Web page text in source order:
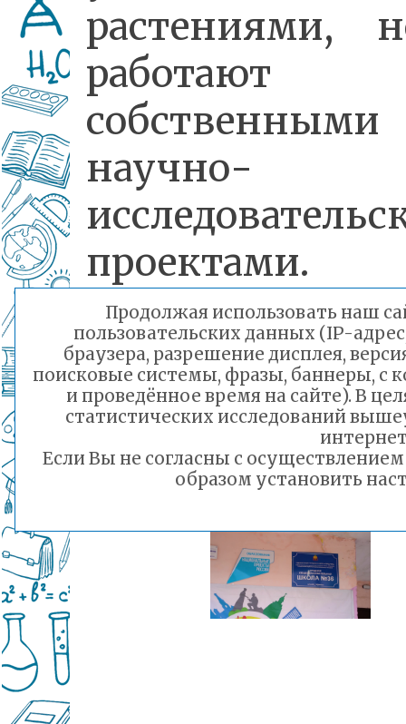
растениями,
работают
собственными
научно-
проектами.
сюжете
Жижиной.
Продолжая использовать наш
пользовательских данных (IP-
браузера, разрешение дисплея,
поисковые системы, фразы, баннеры, с
и проведённое время на сайте). В
статистических исследований
Если Вы не согласны с
образом установить